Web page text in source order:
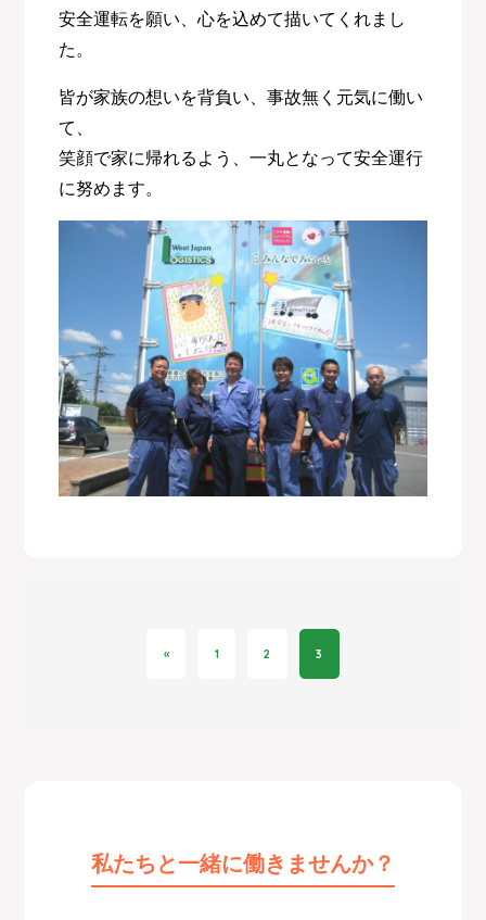
安全運転を願い、心を込めて描いてくれまし
た。
皆が家族の想いを背負い、事故無く元気に働い
て、
笑顔で家に帰れるよう、一丸となって安全運行
に努めます。
« 1 2 3
私たちと一緒に働きませんか？